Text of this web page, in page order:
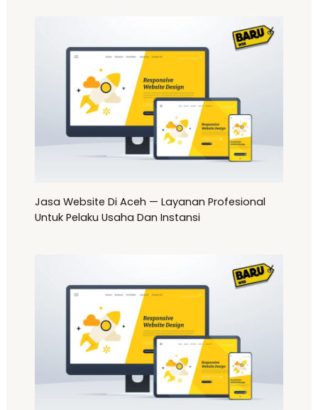
Jasa Website Di Aceh — Layanan Profesional
Untuk Pelaku Usaha Dan Instansi